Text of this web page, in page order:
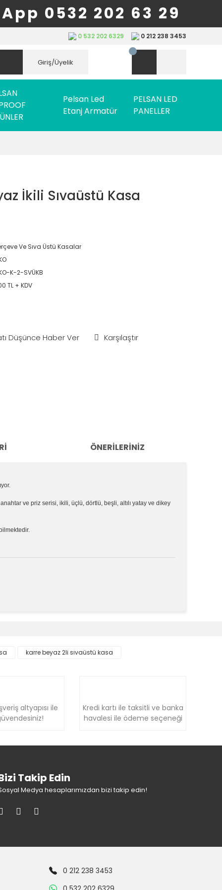
0532 202 63 29
0 532 202 6329 0 212 238 3453
Giriş/Üyelik
Pelsan Led
Etanj Armatür
PELSAN LED
PANELLER
İkili Sıvaüstü Kasa
Ve Sıva Üstü Kasalar
K-2-SVÜKB
TL + KDV
Düşünce Haber Ver Karşılaştır
ÖNERILERINIZ
anahtar ve priz serisi, ikili, üçlü, dörtlü, beşli, altılı yatay ve dikey
karre beyaz 2li sıvaüstü kasa
altyapısı ile
Kredi kartı ile taksitli ve banka
havalesi ile ödeme seçeneği
Takip Edin
Medya hesaplarımızdan bizi takip edin!
0 212 238 3453